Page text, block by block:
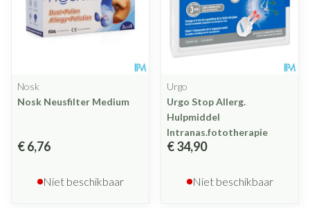
Nosk
Nosk Neusfilter Medium
€ 6,76
Niet beschikbaar
Urgo
Urgo Stop Allerg.
Hulpmiddel
Intranas.fototherapie
€ 34,90
Niet beschikbaar